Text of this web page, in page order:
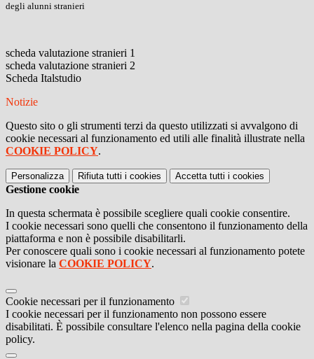
degli alunni stranieri
scheda valutazione stranieri 1
scheda valutazione stranieri 2
Scheda Italstudio
Notizie
Questo sito o gli strumenti terzi da questo utilizzati si avvalgono di
cookie necessari al funzionamento ed utili alle finalità illustrate nella
COOKIE POLICY.
Personalizza Rifiuta tutti i cookies Accetta tutti i cookies
Gestione cookie
In questa schermata è possibile scegliere quali cookie consentire.
I cookie necessari sono quelli che consentono il funzionamento della
piattaforma e non è possibile disabilitarli.
Per conoscere quali sono i cookie necessari al funzionamento potete
visionare la COOKIE POLICY.
Cookie necessari per il funzionamento
I cookie necessari per il funzionamento non possono essere
disabilitati. È possibile consultare l'elenco nella pagina della cookie
policy.